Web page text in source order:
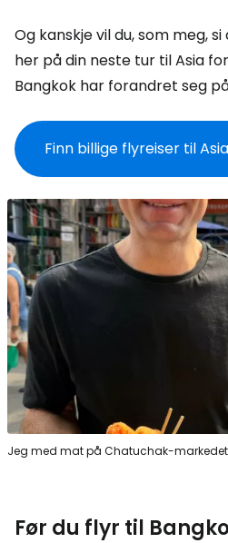
Og kanskje vil du, som meg,
her på din neste tur til Asia
Bangkok har forandret seg
Finn billige flyreiser til Asia
Jeg med mat på Chatuchak-markedet
Før du flyr til